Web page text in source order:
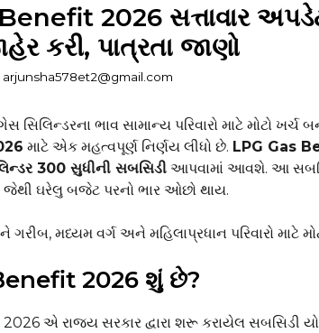
2026 સત્તાવાર
કરી, પાત્રતા જાણો
arjunsha578et2@gmail.com
સિલિન્ડરના ભાવ સામાન્ય પરિવારો માટે મોટો
માટે એક મહત્વપૂર્ણ નિર્ણય લીધો છે. LPG Gas
₹300 સુધીની સબસિડી આપવામાં આવશે. આ
ઘરેલુ બજેટ પરનો ભાર ઓછો થાય.
મધ્યમ વર્ગ અને મહિલાપ્રધાન પરિવારો માટે
2026 શું છે?
એ રાજ્ય સરકાર દ્વારા શરૂ કરાયેલ સબસિડી